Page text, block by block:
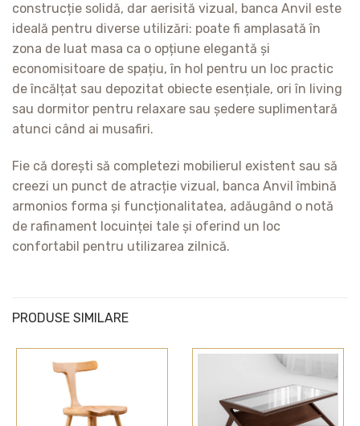
construcție solidă, dar aerisită vizual, banca Anvil este
ideală pentru diverse utilizări: poate fi amplasată în
zona de luat masa ca o opțiune elegantă și
economisitoare de spațiu, în hol pentru un loc practic
de încălțat sau depozitat obiecte esențiale, ori în living
sau dormitor pentru relaxare sau ședere suplimentară
atunci când ai musafiri.
Fie că dorești să completezi mobilierul existent sau să
creezi un punct de atracție vizual, banca Anvil îmbină
armonios forma și funcționalitatea, adăugând o notă
de rafinament locuinței tale și oferind un loc
confortabil pentru utilizarea zilnică.
PRODUSE SIMILARE